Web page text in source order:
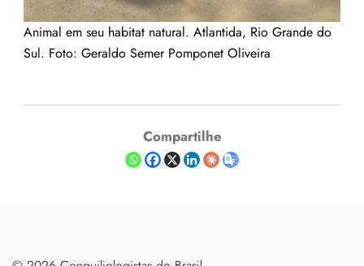
Animal em seu habitat natural. Atlantida, Rio Grande do
Sul. Foto: Geraldo Semer Pomponet Oliveira
Compartilhe